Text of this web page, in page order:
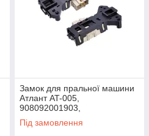
Замок для пральної машини
Атлант AT-005,
908092001903,
908092001902
Під замовлення